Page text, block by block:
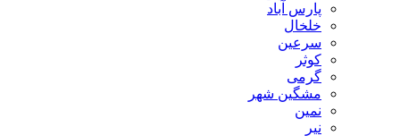
پارس آباد
خلخال
سرعین
کوثر
گرمی
مشگین شهر
نمین
نیر